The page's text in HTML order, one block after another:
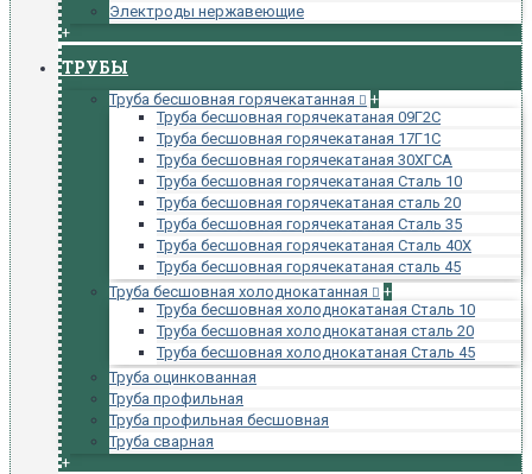
Электроды нержавеющие
+
ТРУБЫ
Труба бесшовная горячекатанная
+
Труба бесшовная горячекатаная 09Г2С
Труба бесшовная горячекатаная 17Г1С
Труба бесшовная горячекатаная 30ХГСА
Труба бесшовная горячекатаная Сталь 10
Труба бесшовная горячекатаная сталь 20
Труба бесшовная горячекатаная Сталь 35
Труба бесшовная горячекатаная Сталь 40Х
Труба бесшовная горячекатаная сталь 45
Труба бесшовная холоднокатанная
+
Труба бесшовная холоднокатаная Сталь 10
Труба бесшовная холоднокатаная сталь 20
Труба бесшовная холоднокатаная Сталь 45
Труба оцинкованная
Труба профильная
Труба профильная бесшовная
Труба сварная
+